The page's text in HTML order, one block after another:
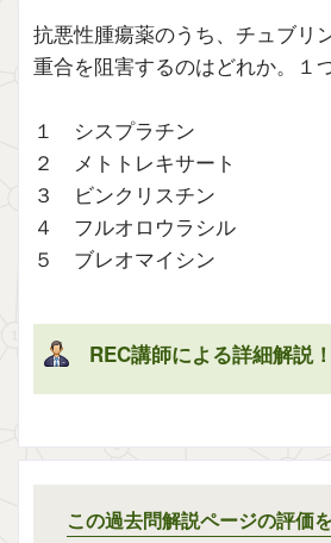
抗悪性腫瘍薬のうち、チュブリ
重合を阻害するのはどれか。１
１ シスプラチン
２ メトトレキサート
３ ビンクリスチン
４ フルオロウラシル
５ ブレオマイシン
REC講師による詳細解説！
この過去問解説ページの評価